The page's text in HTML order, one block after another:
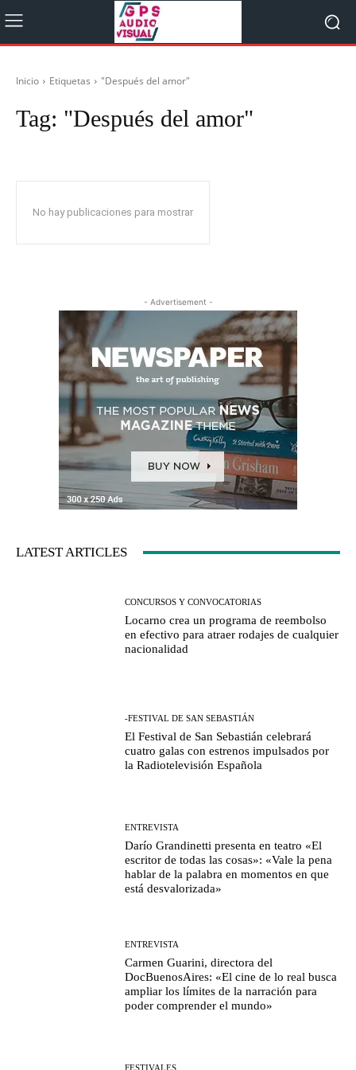
Inicio Etiquetas "Después del amor"
Tag: "Después del amor"
No hay publicaciones para mostrar
- Advertisement -
LATEST ARTICLES
CONCURSOS Y CONVOCATORIAS
Locarno crea un programa de reembolso
en efectivo para atraer rodajes de cualquier
nacionalidad
-FESTIVAL DE SAN SEBASTIÁN
El Festival de San Sebastián celebrará
cuatro galas con estrenos impulsados por
la Radiotelevisión Española
ENTREVISTA
Darío Grandinetti presenta en teatro «El
escritor de todas las cosas»: «Vale la pena
hablar de la palabra en momentos en que
está desvalorizada»
ENTREVISTA
Carmen Guarini, directora del
DocBuenosAires: «El cine de lo real busca
ampliar los límites de la narración para
poder comprender el mundo»
FESTIVALES